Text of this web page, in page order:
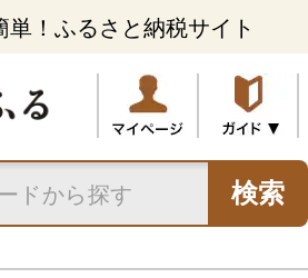
！ふるさと納税サイト
検索